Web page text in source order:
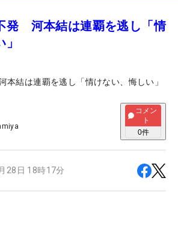
発 河本結は連覇を逃し「情
結は連覇を逃し「情けない、悔しい」
コメン
ト
0件
28日 18時17分